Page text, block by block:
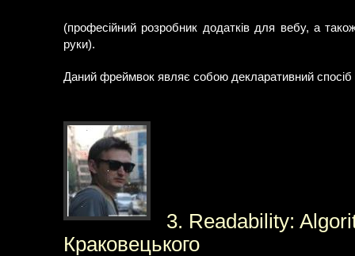
(професійний розробник додатків для вебу, а
руки).
Даний фреймвок являє собою декларативний
3. Readability:
Краковецького